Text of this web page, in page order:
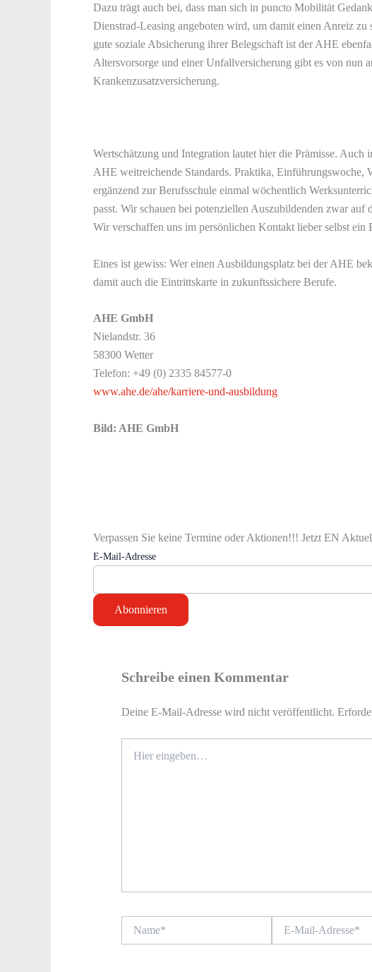
Dazu trägt auch bei, dass man sich in puncto Mobilität
Dienstrad-Leasing angeboten wird, um damit einen Anreiz
gute soziale Absicherung ihrer Belegschaft ist der AHE
Altersvorsorge und einer Unfallversicherung gibt es von nun
Krankenzusatzversicherung.
Wertschätzung und Integration lautet hier die Prämisse.
AHE weitreichende Standards. Praktika, Einführungswoche,
ergänzend zur Berufsschule einmal wöchentlich
passt. Wir schauen bei potenziellen Auszubildenden zwar auf
Wir verschaffen uns im persönlichen Kontakt lieber selbst ein
Eines ist gewiss: Wer einen Ausbildungsplatz bei der AHE
damit auch die Eintrittskarte in zukunftssichere Berufe.
AHE GmbH
Nielandstr. 36
58300 Wetter
Telefon: +49 (0) 2335 84577-0
www.ahe.de/ahe/karriere-und-ausbildung
Bild: AHE GmbH
Verpassen Sie keine Termine oder Aktionen!!! Jetzt EN
E-Mail-Adresse
Schreibe einen Kommentar
Deine E-Mail-Adresse wird nicht veröffentlicht.
eingeben…
Mail-